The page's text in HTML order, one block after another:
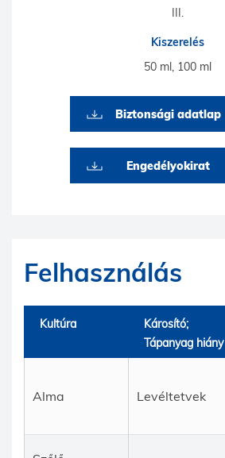
III.
Kiszerelés
50 ml, 100 ml
Biztonsági adatlap
Engedélyokirat
Felhasználás
Kultúra
Károsító;
Tápanyag hiány
Alma Levéltetvek